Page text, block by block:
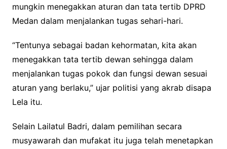
mungkin menegakkan aturan dan tata tertib DPRD
Medan dalam menjalankan tugas sehari-hari.
“Tentunya sebagai badan kehormatan, kita akan
menegakkan tata tertib dewan sehingga dalam
menjalankan tugas pokok dan fungsi dewan sesuai
aturan yang berlaku,” ujar politisi yang akrab disapa
Lela itu.
Selain Lailatul Badri, dalam pemilihan secara
musyawarah dan mufakat itu juga telah menetapkan